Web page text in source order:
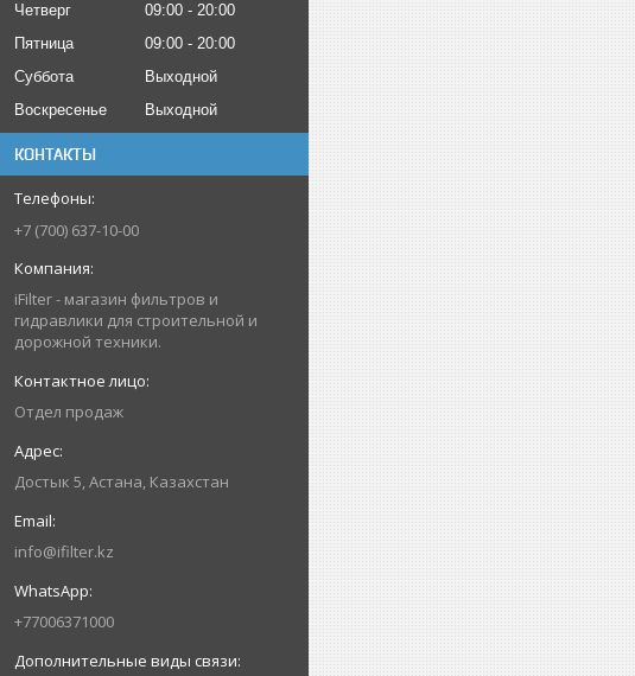
Четверг
09:00
20:00
Пятница
09:00
20:00
Суббота
Выходной
Воскресенье
Выходной
КОНТАКТЫ
+7 (700) 637-10-00
iFilter - магазин фильтров и
гидравлики для строительной и
дорожной техники.
Отдел продаж
Достык 5, Астана, Казахстан
info@ifilter.kz
+77006371000